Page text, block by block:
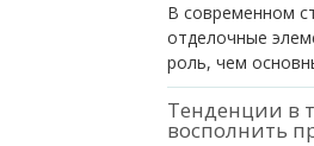
В современном
отделочные
роль, чем
Тенденции в
восполнить